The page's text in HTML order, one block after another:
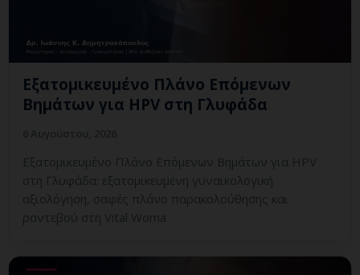
Εξατομικευμένο Πλάνο Επόμενων
Βημάτων για HPV στη Γλυφάδα
Εξατομικευμένο Πλάνο Επόμενων Βημάτων για HPV
στη Γλυφάδα: εξατομικευμένη γυναικολογική
αξιολόγηση, σαφές πλάνο παρακολούθησης και
ραντεβού στη Vital Woma